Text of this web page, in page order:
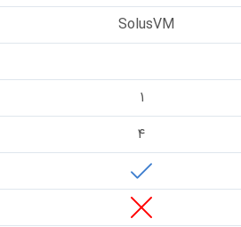
SolusVM
–